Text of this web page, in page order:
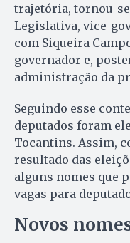
trajetória, tornou-
Legislativa, vice-
com Siqueira
governador e,
administração da
Seguindo esse
deputados foram
Tocantins. Assim,
resultado das
alguns nomes que
vagas para
Novos